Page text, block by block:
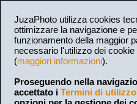
JuzaPhoto utilizza cookies
ottimizzare la navigazione e
funzionamento della maggior
necessario l'utilizzo dei
(maggiori informazioni).
Proseguendo nella
accettato i Termini di